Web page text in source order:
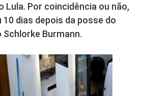
Lula. Por coincidência ou não,
dias depois da posse do
Schlorke Burmann.